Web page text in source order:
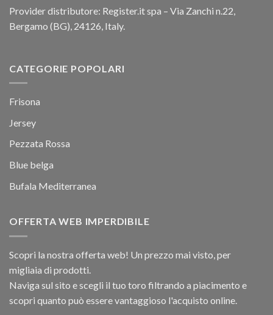
Provider distributore: Register.it spa – Via Zanchi n.22,
Bergamo (BG), 24126, Italy.
CATEGORIE POPOLARI
Frisona
Jersey
Pezzata Rossa
Blue belga
Bufala Mediterranea
OFFERTA WEB IMPERDIBILE
Scopri la nostra offerta web! Un prezzo mai visto, per
migliaia di prodotti.
Naviga sul sito e scegli il tuo toro filtrando a piacimento e
scopri quanto può essere vantaggioso l'acquisto online.